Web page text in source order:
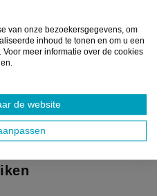
van onze bezoekersgegevens, om
inhoud te tonen en om u een
meer informatie over de cookies
de website